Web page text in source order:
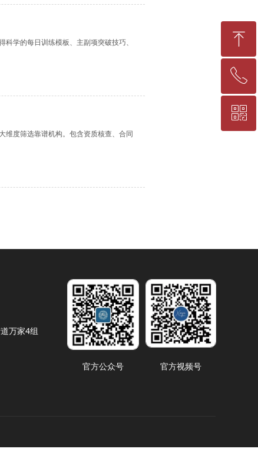
学的每日训练模板、主副项突破技巧、
维度筛选靠谱机构。包含资质核查、合同
官方公众号 官方视频号
万家4组
ꁸ
回到顶部
ꂅ
17716107512
ꀥ